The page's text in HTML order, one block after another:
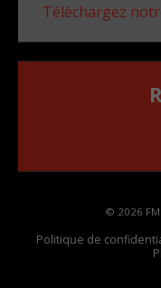
Téléchargez
© 2026
Politique de